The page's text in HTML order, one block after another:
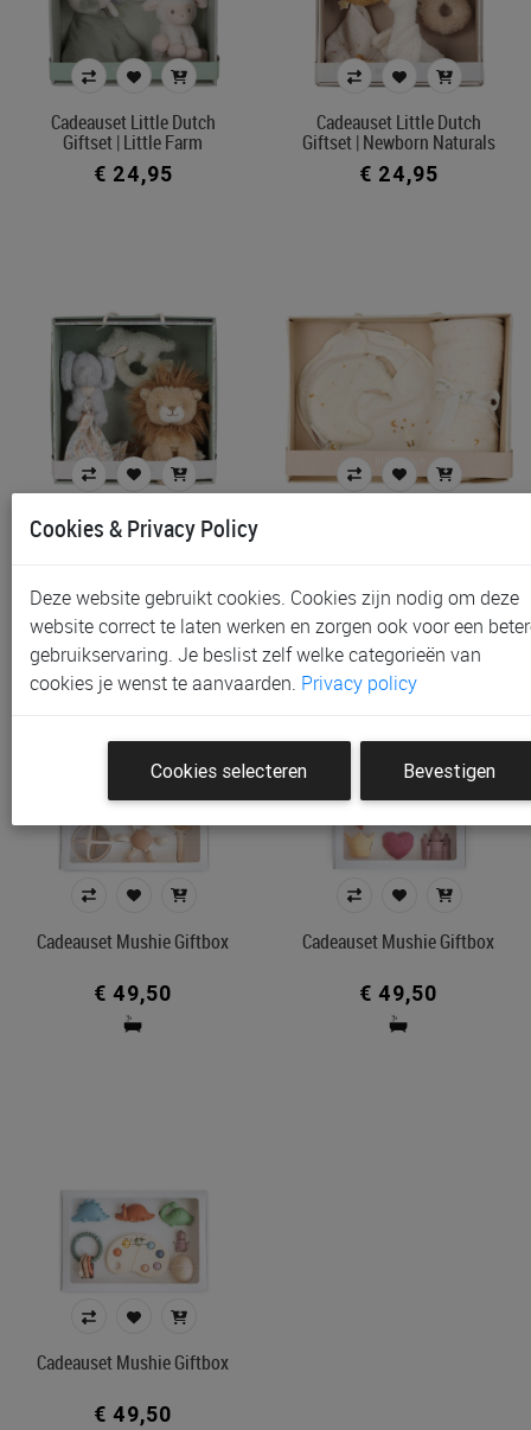
Cadeauset Little Dutch
Giftset | Little Farm
€ 24,95
Cadeauset Little Dutch
Giftset | Newborn Naturals
€ 24,95
Cadeauset Little Dutch
Giftset | Safari Friends
Cadeauset Mushie Giftbox
€ 49,50
Cadeauset Mushie Giftbox
€ 49,50
Cadeauset Mushie Giftbox
€ 49,50
Cookies & Privacy Policy
Deze website gebruikt cookies. Cookies zijn nodig om deze
website correct te laten werken en zorgen ook voor een
gebruikservaring. Je beslist zelf welke categorieën van
cookies je wenst te aanvaarden. Privacy policy
Cookies selecteren Bevestigen